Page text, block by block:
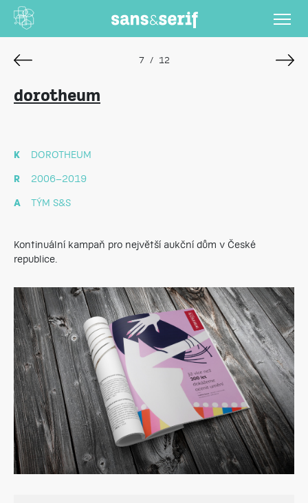
7 / 12
dorotheum
K
DOROTHEUM
R
2006–2019
A
TÝM S&S
Kontinuální kampaň pro největší aukční dům v České
republice.